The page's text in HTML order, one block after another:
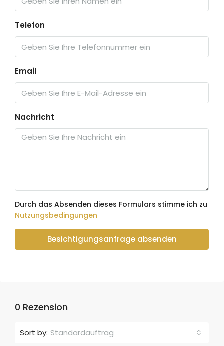
Telefon
Email
Nachricht
Durch das Absenden dieses Formulars stimme ich zu
Nutzungsbedingungen
Besichtigungsanfrage absenden
0 Rezension
Sort by: Standardauftrag